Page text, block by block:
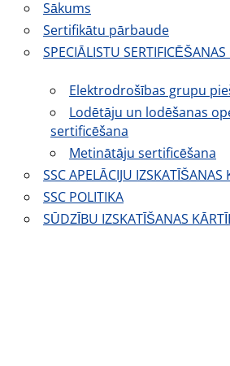
Sākums
Sertifikātu pārbaude
SPECIĀLISTU SERTIFICĒŠANAS
Elektrodrošības grupu
Lodētāju un lodēšanas
sertificēšana
Metinātāju sertificēšana
SSC APELĀCIJU IZSKATĪŠANAS
SSC POLITIKA
SŪDZĪBU IZSKATĪŠANAS